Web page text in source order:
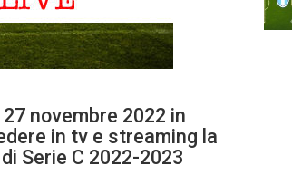
novembre 2022 in
in tv e streaming la
Serie C 2022-2023